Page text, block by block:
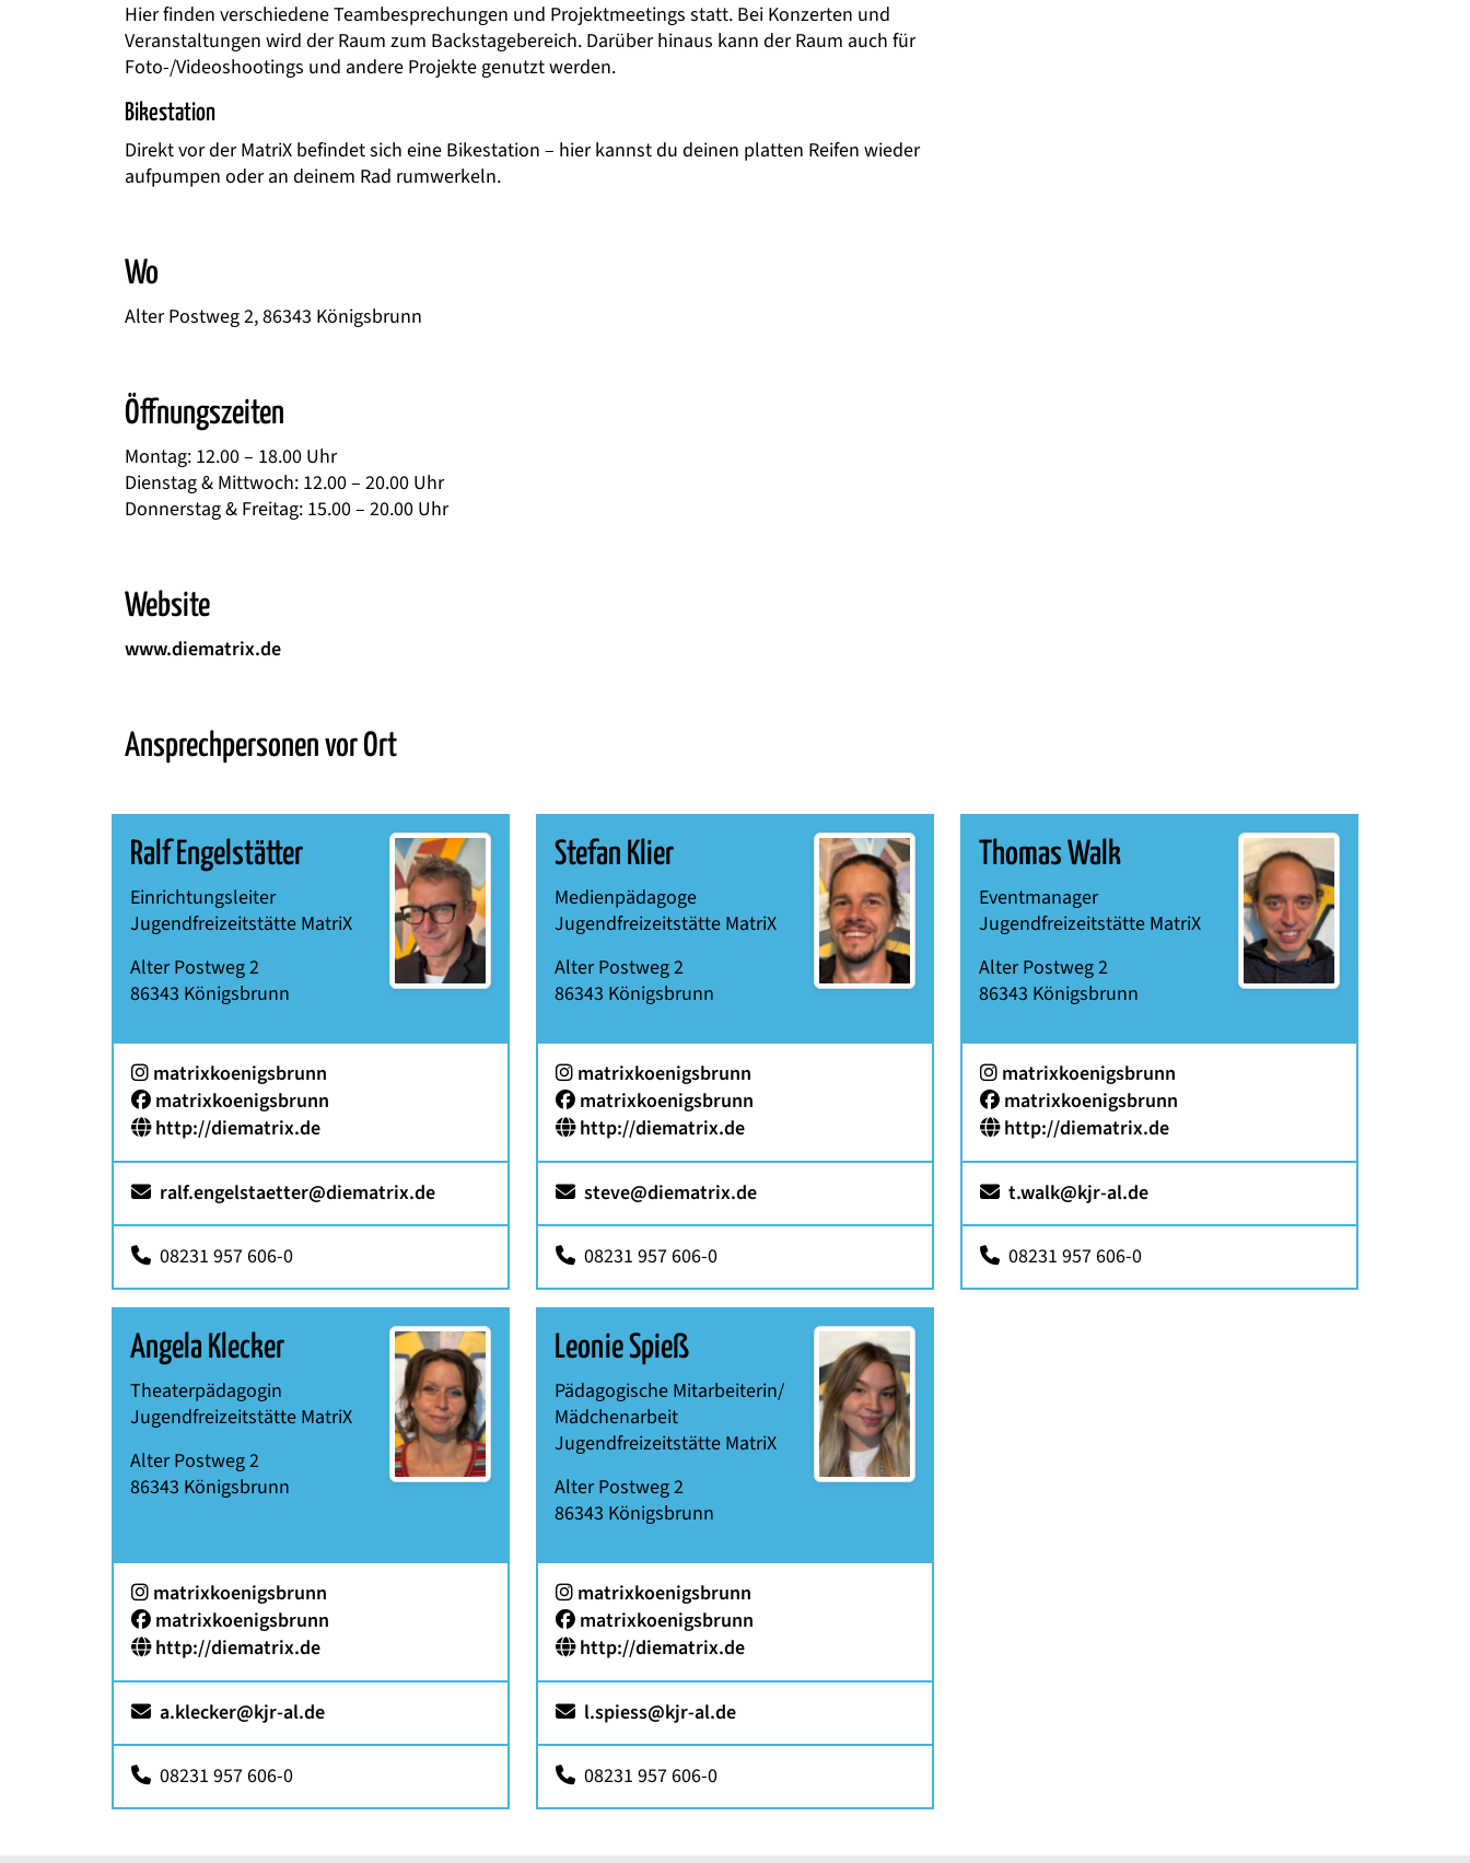
Hier finden verschiedene Teambesprechungen und Projektmeetings statt. Bei Konzerten und
Veranstaltungen wird der Raum zum Backstagebereich. Darüber hinaus kann der Raum auch für
Foto-/Videoshootings und andere Projekte genutzt werden.
Bikestation
Direkt vor der MatriX befindet sich eine Bikestation – hier kannst du deinen platten Reifen wieder
aufpumpen oder an deinem Rad rumwerkeln.
Wo
Alter Postweg 2, 86343 Königsbrunn
Öffnungszeiten
Montag: 12.00 – 18.00 Uhr
Dienstag & Mittwoch: 12.00 – 20.00 Uhr
Donnerstag & Freitag: 15.00 – 20.00 Uhr
Website
www.diematrix.de
Ansprechpersonen vor Ort
Ralf Engelstätter
Einrichtungsleiter
Jugendfreizeitstätte MatriX
Alter Postweg 2
86343 Königsbrunn
:matrixkoenigsbrunn
Facebook:
matrixkoenigsbrunn
http://diematrix.de
ralf.engelstaetter@diematrix.de
08231 957 606-0
Stefan Klier
Medienpädagoge
Jugendfreizeitstätte MatriX
Alter Postweg 2
86343 Königsbrunn
:matrixkoenigsbrunn
Facebook:
matrixkoenigsbrunn
http://diematrix.de
steve@diematrix.de
08231 957 606-0
Thomas Walk
Eventmanager
Jugendfreizeitstätte MatriX
Alter Postweg 2
86343 Königsbrunn
:matrixkoenigsbrunn
Facebook:
matrixkoenigsbrunn
http://diematrix.de
t.walk@kjr-al.de
08231 957 606-0
Angela Klecker
Theaterpädagogin
Jugendfreizeitstätte MatriX
Alter Postweg 2
86343 Königsbrunn
:matrixkoenigsbrunn
Facebook:
matrixkoenigsbrunn
http://diematrix.de
a.klecker@kjr-al.de
08231 957 606-0
Leonie Spieß
Pädagogische Mitarbeiterin/
Mädchenarbeit
Jugendfreizeitstätte MatriX
Alter Postweg 2
86343 Königsbrunn
:matrixkoenigsbrunn
Facebook:
matrixkoenigsbrunn
http://diematrix.de
l.spiess@kjr-al.de
08231 957 606-0